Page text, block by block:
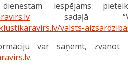
iespējams
sadaļā
valsts-
var saņemt,
.